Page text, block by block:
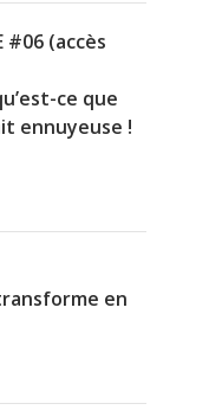
#06 (accès
ce que
ennuyeuse !
en